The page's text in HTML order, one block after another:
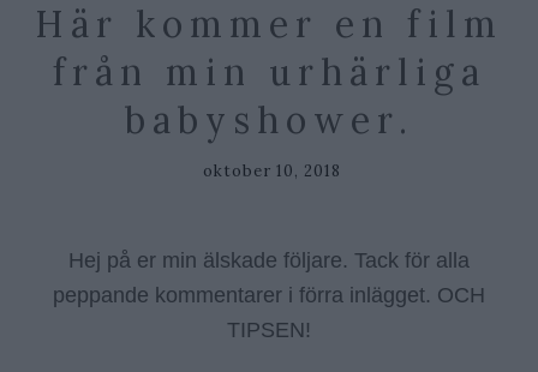
Här kommer en film
från min urhärliga
babyshower.
oktober 10, 2018
Hej på er min älskade följare. Tack för alla
peppande kommentarer i förra inlägget. OCH
TIPSEN!